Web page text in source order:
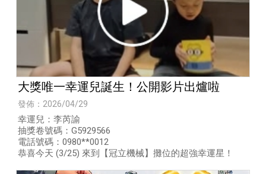
大獎唯一幸運兒誕生！公開影片出爐啦
發佈：2026/04/29
幸運兒：李芮諭
抽獎卷號碼：G5929566
電話號碼：0980**0012
​恭喜今天 (3/25) 來到【冠立機械】攤位的超強幸運星！